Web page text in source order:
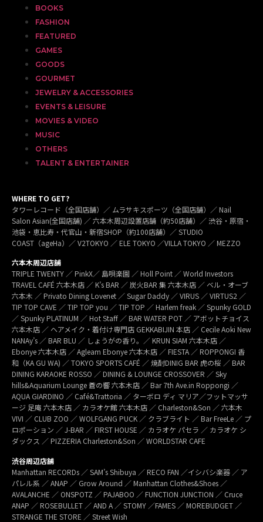
BOOKS
FASHION
FEATURED
GAMES
GOODS
GOURMET
JEWELRY & ACCESSORIES
EVENTS & LEISURE
MOVIES & VIDEO
MUSIC
OTHERS
TALENT & ENTERTAINER
WHERE TO GET?
タワーレコード（全国店舗）／ ムラサキスポーツ（全国店舗）／ Nail
Salon Asian(全国店舗) ／ 六本木周辺設置店舗（約50店舗）／ 渋谷・原宿・
池袋・恵比寿・代官山・新宿SHOP（約100店舗）／ STUDIO
COAST（ageHa）／ V2TOKYO ／ ELE TOKYO ／VILLA TOKYO ／ MEZZO
六本木周辺店舗
TRIPLE TWENTY ／ PinkX／ 島唄楽園 ／ Holl Point ／ World Investors
TRAVEL CAFÉ 六本木店 ／ K’s BAR ／ 炭火BAR 集 六本木店 ／ ベル・オーブ
六本木 ／ Privato Dining Lovenet ／ Sugar Daddy ／ VIRUS ／ VIRTUS2 ／
TIP TOP CAVE ／ TIP TOP you ／ TIP TOP ／ Harlem freak ／ Spunky GOLD
／ Spunky PLATINUM ／ Hot Staff ／ BAR WATER POT ／ アボットチョイス
六本木店 ／ ヘアメイク・着付け専門店 GEKKABIJIN 本店 ／ Cecile Aoki New
NANAy’s ／ BAR BLU ／ しょうがの香り。／ KRUN SIAM 六本木店 ／
Ebonye 六本木店 ／ Agleam Ebonye 六本木店 ／ FIESTA ／ ROPPONGI 香
和（KA GU WA) ／ TOKYO SPORTS CAFÉ ／ 焼酎DINIG BAR 虎の桜 ／ BAR
DINING KARAOKE ROSSO ／ DINING & LOUNGE CROSSOVER ／ Sky
hills&Aquarium Lounge 蒼の響 六本木店 ／ Bar 7th Ave.in Roppongi ／
AQUA GIARDINO ／ Café&Trattoria ／ ターボロ ディ マリア／フットマッサ
ージ 足庵 六本木店 ／ カラオケ館 六本木店 ／ Charleston&Son ／ 六本木
VIVI ／ CLUB ZOO ／ WOLFGANG PUCK ／ クラブライト ／ Bar FreeLe ／ プ
ロポーション ／ J-BAR ／ FIRST HOUSE ／ カラオケ パセラ ／ カラオケ シ
ダックス ／ PIZZERIA Charleston&Son ／ WORLDSTAR CAFE
渋谷周辺店舗
Manhattan RECORDs ／ SAM’s Shibuya ／ RECO FAN ／イシバシ楽器 ／ ア
パレル系 ／ ANAP ／ Grow Around ／ Manhattan Clothes&Shoes ／
AVALANCHE ／ ONSPOTZ ／ PAJABOO ／ FUNCTION JUNCTION ／ Cruce
ANAP ／ ROSEBULLET ／ AND A ／ STOMY ／FAMES ／ MOREBUDGET ／
STRANGE THE STORE ／ Street Wish